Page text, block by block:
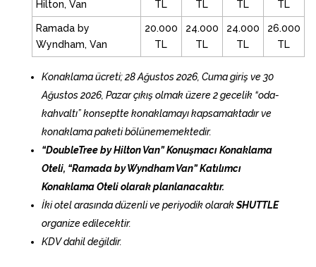
Hilton, Van
TL
TL
TL
TL
Ramada by
Wyndham, Van
20.000
TL
24.000
TL
24.000
TL
26.000
TL
Konaklama ücreti; 28 Ağustos 2026, Cuma giriş ve 30
Ağustos 2026, Pazar çıkış olmak üzere 2 gecelik “oda-
kahvaltı” konseptte konaklamayı kapsamaktadır ve
konaklama paketi bölünememektedir.
“DoubleTree by Hilton Van” Konuşmacı Konaklama
Oteli, “Ramada by Wyndham Van” Katılımcı
Konaklama Oteli olarak planlanacaktır.
İki otel arasında düzenli ve periyodik olarakSHUTTLE
organize edilecektir.
KDV dahil değildir.